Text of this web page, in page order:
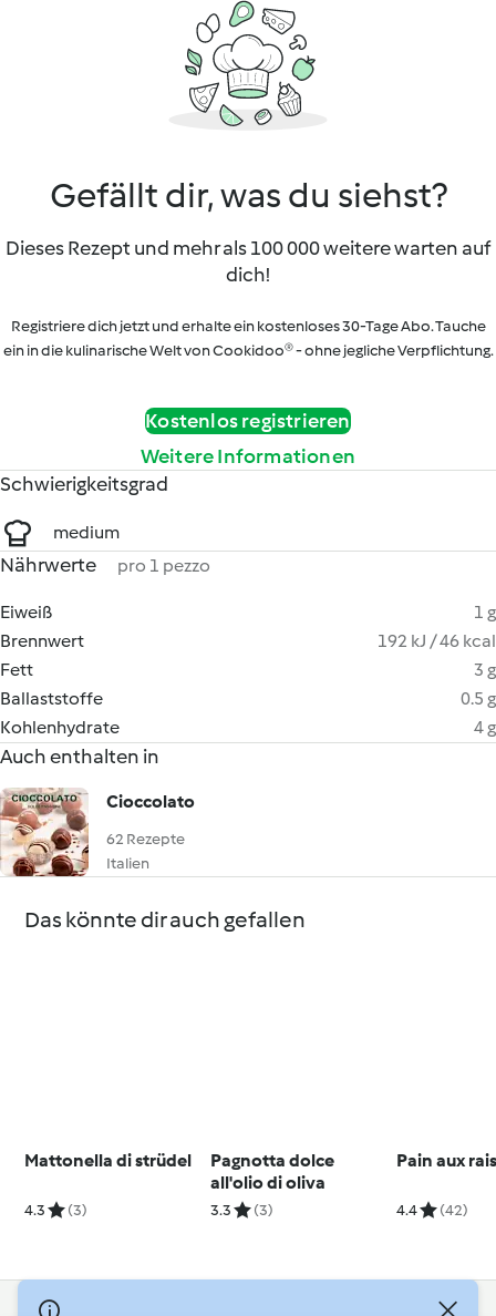
Gefällt dir, was du siehst?
Dieses Rezept und mehr als 100 000 weitere warten auf
dich!
Registriere dich jetzt und erhalte ein kostenloses 30-Tage Abo. Tauche
ein in die kulinarische Welt von Cookidoo® - ohne jegliche Verpflichtung.
Kostenlos registrieren
Weitere Informationen
Schwierigkeitsgrad
medium
Nährwerte pro 1 pezzo
Eiweiß
1 g
Brennwert
192 kJ / 46 kcal
Fett
3 g
Ballaststoffe
0.5 g
Kohlenhydrate
4 g
Auch enthalten in
Cioccolato
62 Rezepte
Italien
Das könnte dir auch gefallen
Mattonella di strüdel
4.3 (3)
Pagnotta dolce
all'olio di oliva
3.3 (3)
Pain aux
4.4 (42)